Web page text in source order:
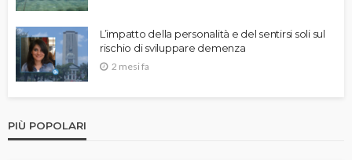
L’impatto della personalità e del sentirsi soli sul
rischio di sviluppare demenza
2 mesi fa
PIÙ POPOLARI